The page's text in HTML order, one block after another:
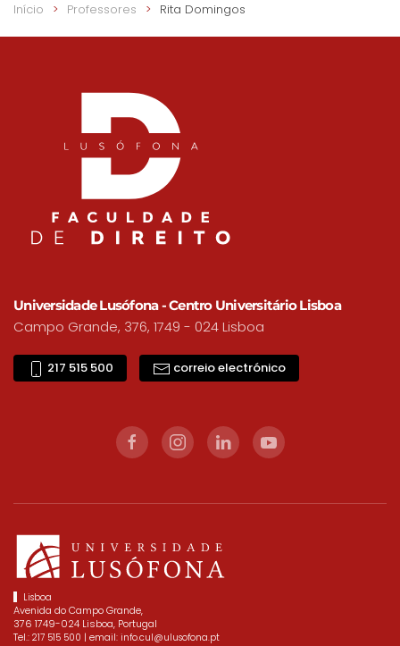
Início Professores Rita Domingos
Universidade Lusófona - Centro Universitário Lisboa
Campo Grande, 376, 1749 - 024 Lisboa
217 515 500 correio electrónico
Lisboa
Avenida do Campo Grande,
376 1749-024 Lisboa, Portugal
Tel.: 217 515 500 | email: info.cul@ulusofona.pt